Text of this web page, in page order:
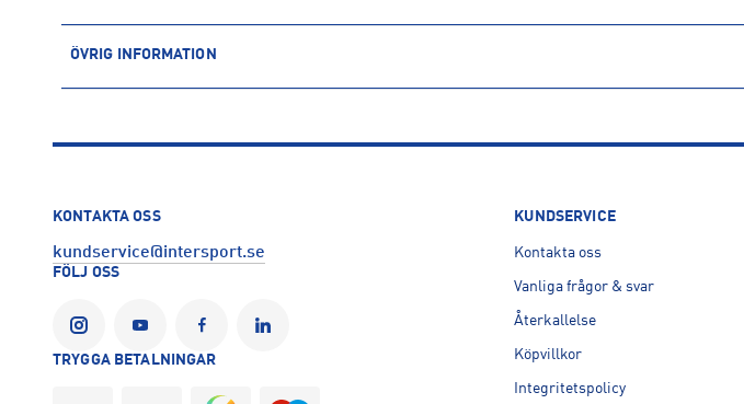
ÖVRIG INFORMATION
Leverantörens produktnummer: G80485
Tillverkaradress: Åsboholmsgatan 16, 504 51, Borås, SE
KONTAKTA OSS
kundservice@intersport.se
FÖLJ OSS
TRYGGA BETALNINGAR
KUNDSERVICE
Kontakta oss
Vanliga frågor & svar
Återkallelse
Köpvillkor
Integritetspolicy